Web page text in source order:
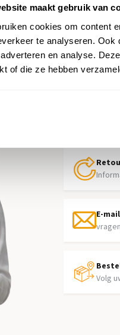
maakt gebruik van
cookies om content
te analyseren.
en analyse.
of die ze hebben
Hulp
E-
Volg